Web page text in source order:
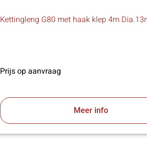
Kettingleng G80 met haak klep 4m
Prijs op aanvraag
Meer info